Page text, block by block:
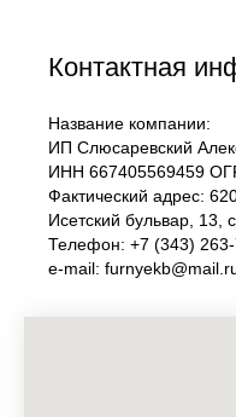
Контактная
Название компании:
ИП Слюсаревский
ИНН 667405569459
Фактический адрес:
Исетский бульвар, 13,
Телефон: +7 (343)
e-mail: